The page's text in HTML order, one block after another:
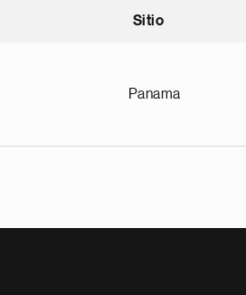
Sitio
Panama